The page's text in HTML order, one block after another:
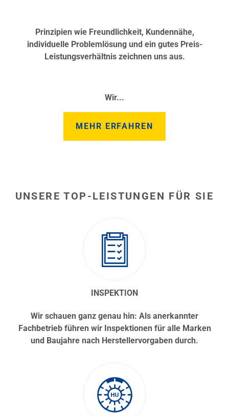
Prinzipien wie Freundlichkeit, Kundennähe,
individuelle Problemlösung und ein gutes Preis-
Leistungsverhältnis zeichnen uns aus.
Wir...
MEHR ERFAHREN
UNSERE TOP-LEISTUNGEN FÜR SIE
INSPEKTION
Wir schauen ganz genau hin: Als anerkannter
Fachbetrieb führen wir Inspektionen für alle Marken
und Baujahre nach Herstellervorgaben durch.